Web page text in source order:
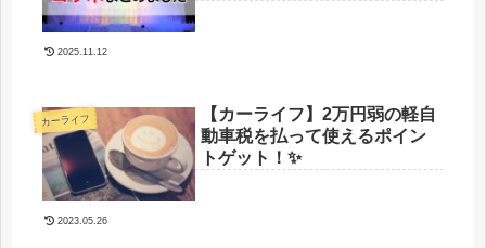
2025.11.12
カーライフ
【カーライフ】2万円弱の軽自
動車税を払って使えるポイン
トゲット！✨
2023.05.26